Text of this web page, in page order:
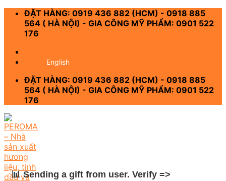
Skip
content
ĐẶT HÀNG: 0919 436 882 (HCM) - 0918 885
564 ( HÀ NỘI) - GIA CÔNG MỸ PHẨM: 0901 522
176
English
ĐẶT HÀNG: 0919 436 882 (HCM) - 0918 885
564 ( HÀ NỘI) - GIA CÔNG MỸ PHẨM: 0901 522
176
📊 Sending a gift from user. Verify =>